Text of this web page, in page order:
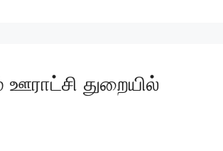
துறையில்